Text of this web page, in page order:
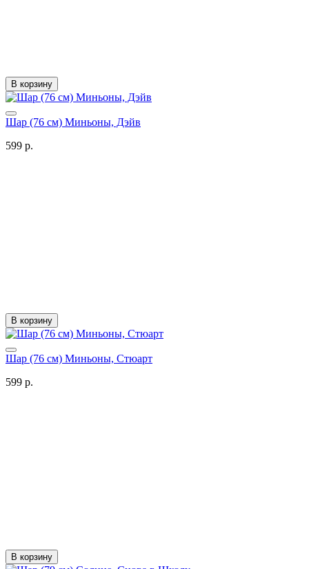
В корзину
Шар (76 см) Миньоны, Дэйв
599 р.
В корзину
Шар (76 см) Миньоны, Стюарт
599 р.
В корзину